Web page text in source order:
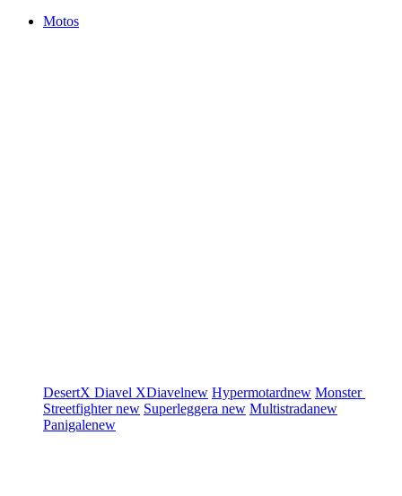
Motos
DesertX Diavel XDiavelnew Hypermotardnew Monster
Streetfighternew Superleggera new Multistradanew
Panigalenew